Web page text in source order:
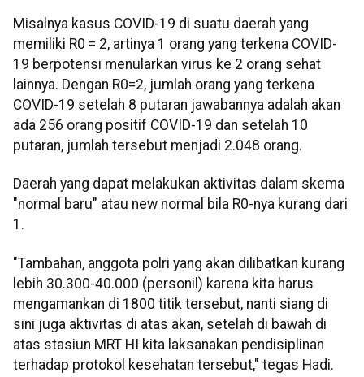
Misalnya kasus COVID-19 di suatu daerah yang
memiliki R0 = 2, artinya 1 orang yang terkena COVID-
19 berpotensi menularkan virus ke 2 orang sehat
lainnya. Dengan R0=2, jumlah orang yang terkena
COVID-19 setelah 8 putaran jawabannya adalah akan
ada 256 orang positif COVID-19 dan setelah 10
putaran, jumlah tersebut menjadi 2.048 orang.
Daerah yang dapat melakukan aktivitas dalam skema
"normal baru" atau new normal bila R0-nya kurang dari
1.
"Tambahan, anggota polri yang akan dilibatkan kurang
lebih 30.300-40.000 (personil) karena kita harus
mengamankan di 1800 titik tersebut, nanti siang di
sini juga aktivitas di atas akan, setelah di bawah di
atas stasiun MRT HI kita laksanakan pendisiplinan
terhadap protokol kesehatan tersebut," tegas Hadi.